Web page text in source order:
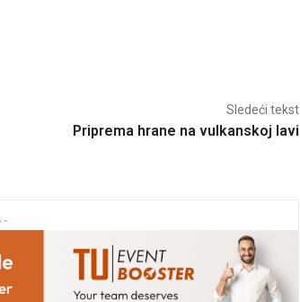
Sledeći tekst
Priprema hrane na vulkanskoj lavi
-